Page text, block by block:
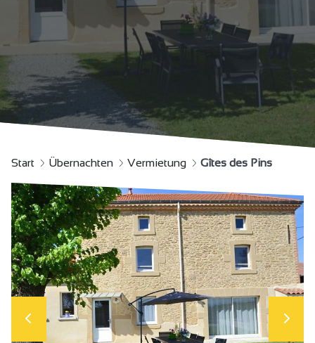
Start Übernachten Vermietung Gîtes des Pins